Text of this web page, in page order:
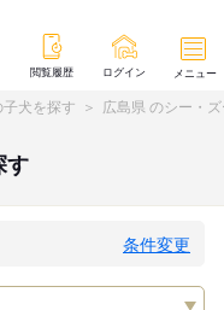
閲覧履歴 ログイン メニュー
犬を探す 広島県 のシー・
す
条件変更